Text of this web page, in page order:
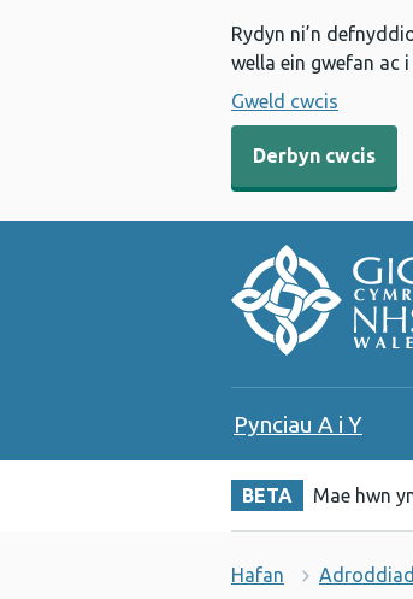
Rydyn ni’n
wella ein gwefan ac
Gweld cwcis
Derbyn cwcis
Pynciau A i Y
BETA Mae hwn
Hafan